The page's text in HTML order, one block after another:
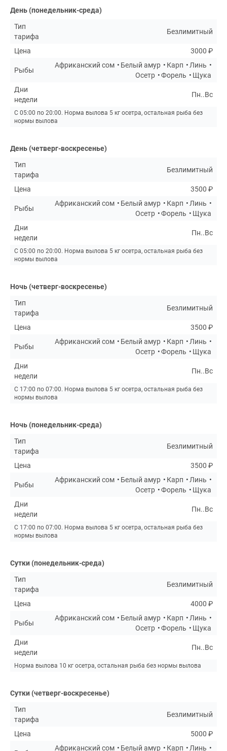
День (понедельник-среда)
Тип
тарифа
Безлимитный
Цена 3000 ₽
Рыбы
Африканский сом Белый амур Карп
Линь
Осетр
Форель
Щука
Дни
недели
Пн..Вс
С 05:00 по 20:00. Норма вылова 5 кг осетра, остальная рыба без
нормы вылова
День (четверг-воскресенье)
Тип
тарифа
Безлимитный
Цена 3500 ₽
Рыбы
Африканский сом Белый амур Карп
Линь
Осетр
Форель
Щука
Дни
недели
Пн..Вс
С 05:00 по 20:00. Норма вылова 5 кг осетра, остальная рыба без
нормы вылова
Ночь (четверг-воскресенье)
Тип
тарифа
Безлимитный
Цена 3500 ₽
Рыбы
Африканский сом Белый амур Карп
Линь
Осетр
Форель
Щука
Дни
недели
Пн..Вс
С 17:00 по 07:00. Норма вылова 5 кг осетра, остальная рыба без
нормы вылова
Ночь (понедельник-среда)
Тип
тарифа
Безлимитный
Цена 3500 ₽
Рыбы
Африканский сом Белый амур Карп
Линь
Осетр
Форель
Щука
Дни
недели
Пн..Вс
С 17:00 по 07:00. Норма вылова 5 кг осетра, остальная рыба без
нормы вылова
Сутки (понедельник-среда)
Тип
тарифа
Безлимитный
Цена 4000 ₽
Рыбы
Африканский сом Белый амур Карп
Линь
Осетр
Форель
Щука
Дни
недели
Пн..Вс
Норма вылова 10 кг осетра, остальная рыба без нормы вылова
Сутки (четверг-воскресенье)
Тип
тарифа
Безлимитный
Цена 5000 ₽
Африканский сом Белый амур Карп Линь